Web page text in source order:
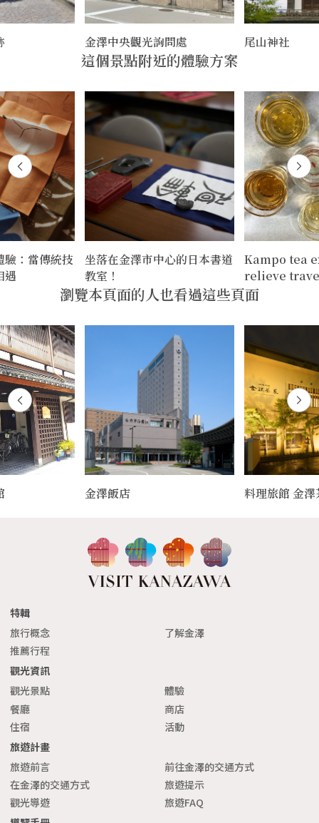
金澤中央觀光詢問處 尾山神社
這個景點附近的體驗方案
驗：當傳統技
遇
坐落在金澤市中心的日本書道
教室！
Kampo tea
relieve
瀏覽本頁面的人也看過這些頁面
金澤飯店 料理旅館 金澤
特輯
旅行概念
了解金澤
推薦行程
觀光資訊
觀光景點
體驗
餐廳
商店
住宿
活動
旅遊計畫
旅遊前言
前往金澤的交通方式
在金澤的交通方式
旅遊提示
觀光導遊
旅遊FAQ